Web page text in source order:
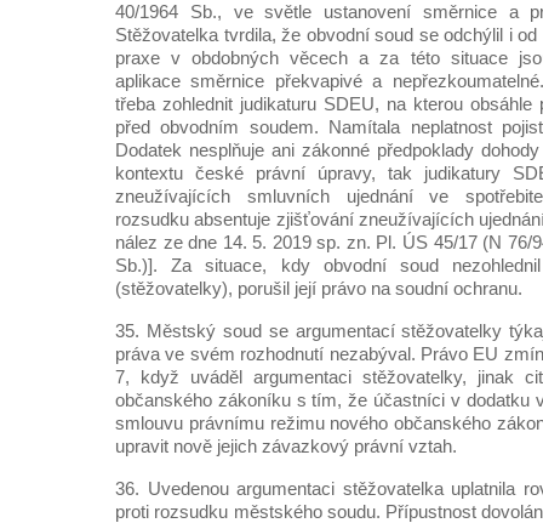
40/1964 Sb., ve světle ustanovení směrnice a
Stěžovatelka tvrdila, že obvodní soud se odchýlil i
praxe v obdobných věcech a za této situace
aplikace směrnice překvapivé a
třeba zohlednit judikaturu SDEU, na kterou
před obvodním soudem. Namítala neplatnost
Dodatek nesplňuje ani zákonné předpoklady
kontextu české právní úpravy, tak judikatury
zneužívajících smluvních ujednání ve
rozsudku absentuje zjišťování zneužívajících
nález ze dne 14. 5. 2019 sp. zn. Pl. ÚS 45/17 (N 76/
Sb.)]. Za situace, kdy obvodní soud
(stěžovatelky), porušil její právo na soudní ochranu.
35. Městský soud se argumentací stěžovatelky
práva ve svém rozhodnutí nezabýval. Právo EU
7, když uváděl argumentaci stěžovatelky, jinak
občanského zákoníku s tím, že účastníci v dodatku
smlouvu právnímu režimu nového občanského
upravit nově jejich závazkový právní vztah.
36. Uvedenou argumentaci stěžovatelka uplatnila
proti rozsudku městského soudu. Přípustnost